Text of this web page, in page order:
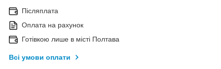
Післяплата
Оплата на рахунок
Готівкою лише в місті Полтава
Всі умови оплати